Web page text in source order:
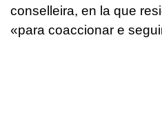
conselleira, en la que
«para coaccionar e